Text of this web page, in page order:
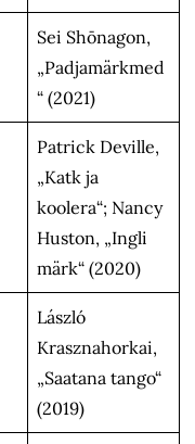
Sei Shōnagon,
„Padjamärkmed
“ (2021)
Patrick Deville,
„Katk ja
koolera“; Nancy
Huston, „Ingli
märk“ (2020)
László
Krasznahorkai,
„Saatana tango“
(2019)